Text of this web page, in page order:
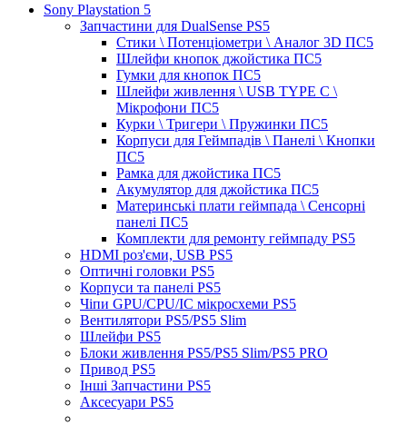
Sony Playstation 5
Запчастини для DualSense PS5
Стики \ Потенціометри \ Аналог 3D ПС5
Шлейфи кнопок джойстика ПС5
Гумки для кнопок ПС5
Шлейфи живлення \ USB TYPE C \
Мікрофони ПС5
Курки \ Тригери \ Пружинки ПС5
Корпуси для Геймпадів \ Панелі \ Кнопки
ПС5
Рамка для джойстика ПС5
Акумулятор для джойстика ПС5
Материнські плати геймпада \ Сенсорні
панелі ПС5
Комплекти для ремонту геймпаду PS5
HDMI роз'єми, USB PS5
Оптичні головки PS5
Корпуси та панелі PS5
Чіпи GPU/CPU/IC мікросхеми PS5
Вентилятори PS5/PS5 Slim
Шлейфи PS5
Блоки живлення PS5/PS5 Slim/PS5 PRO
Привод PS5
Інші Запчастини PS5
Аксесуари PS5